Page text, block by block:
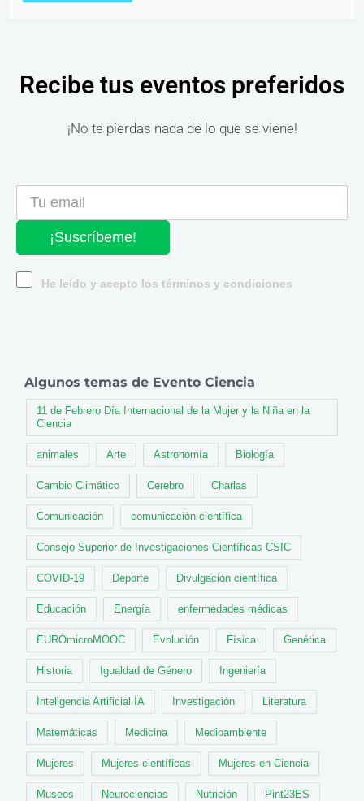
Recibe tus eventos preferidos
¡No te pierdas nada de lo que se viene!
¡Suscríbeme!
He leído y acepto los términos y condiciones
Algunos temas de Evento Ciencia
11 de Febrero Día Internacional de la Mujer y la Niña en la
Ciencia
animales Arte Astronomía Biología
Cambio Climático Cerebro Charlas
Comunicación comunicación científica
Consejo Superior de Investigaciones Científicas CSIC
COVID-19 Deporte Divulgación científica
Educación Energía enfermedades médicas
EUROmicroMOOC Evolución Física Genética
Historia Igualdad de Género Ingeniería
Inteligencia Artificial IA Investigación Literatura
Matemáticas Medicina Medioambiente
Mujeres Mujeres científicas Mujeres en Ciencia
Museos Neurociencias Nutrición Pint23ES